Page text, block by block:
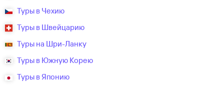
Туры в Чехию
Туры в Швейцарию
Туры на Шри-Ланку
Туры в Южную Корею
Туры в Японию